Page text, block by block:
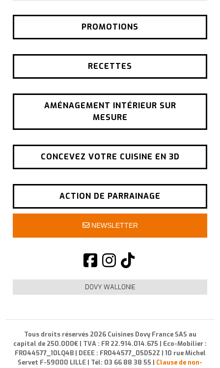
PROMOTIONS
RECETTES
AMÉNAGEMENT INTÉRIEUR SUR
MESURE
CONCEVEZ VOTRE CUISINE EN 3D
ACTION DE PARRAINAGE
NEWSLETTER
DOVY WALLONIE
Tous droits réservés 2026 Cuisines Dovy France SAS au
capital de 250.000€ | TVA : FR 22.914.014.675 | Eco-Mobilier :
FR044577_10LQ4B | DEEE : FR044577_05D52Z | 10 rue Michel
Servet F-59000 LILLE | Tél: 03 66 88 38 55 | Clause de non-